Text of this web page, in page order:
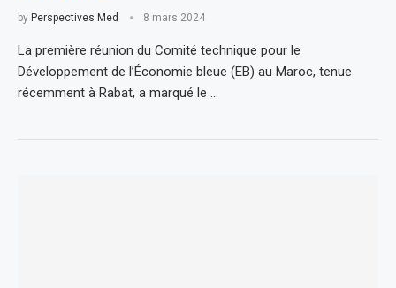
by Perspectives Med 8 mars 2024
La première réunion du Comité technique pour le
Développement de l’Économie bleue (EB) au Maroc, tenue
récemment à Rabat, a marqué le …